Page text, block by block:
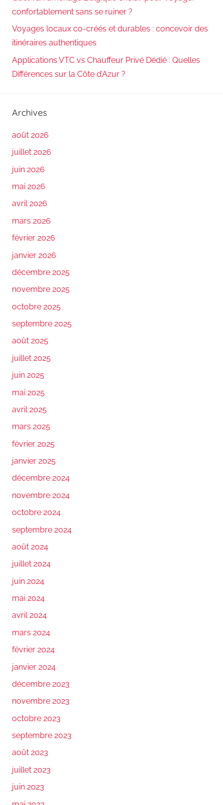
confortablement sans se ruiner ?
Voyages locaux co-créés et durables : concevoir des
itinéraires authentiques
Applications VTC vs Chauffeur Privé Dédié : Quelles
Différences sur la Côte d’Azur ?
Archives
août 2026
juillet 2026
juin 2026
mai 2026
avril 2026
mars 2026
février 2026
janvier 2026
décembre 2025
novembre 2025
octobre 2025
septembre 2025
août 2025
juillet 2025
juin 2025
mai 2025
avril 2025
mars 2025
février 2025
janvier 2025
décembre 2024
novembre 2024
octobre 2024
septembre 2024
août 2024
juillet 2024
juin 2024
mai 2024
avril 2024
mars 2024
février 2024
janvier 2024
décembre 2023
novembre 2023
octobre 2023
septembre 2023
août 2023
juillet 2023
juin 2023